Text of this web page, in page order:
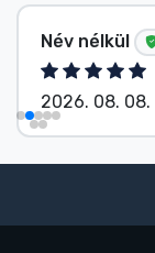
Név nélkül
2026. 08. 08.